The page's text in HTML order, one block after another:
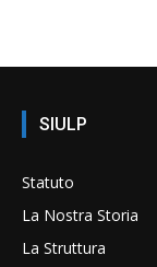
SIULP
Statuto
La Nostra Storia
La Struttura